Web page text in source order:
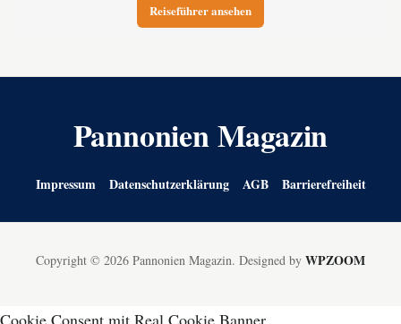
Reiseführer ansehen
Pannonien Magazin
Impressum Datenschutzerklärung AGB Barrierefreiheit
Copyright © 2026 Pannonien Magazin. Designed by WPZOOM
Cookie Consent mit Real Cookie Banner